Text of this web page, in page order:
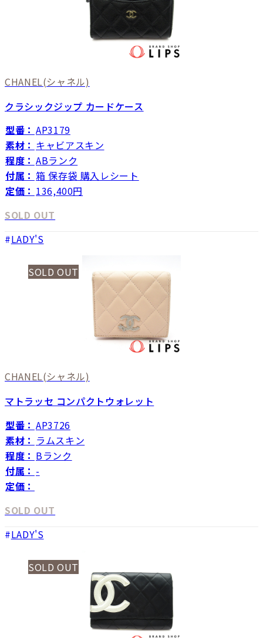
CHANEL(シャネル)
クラシックジップ カードケース
型番： AP3179
素材： キャビアスキン
程度： ABランク
付属： 箱 保存袋 購入レシート
定価： 136,400円
SOLD OUT
LADY'S
SOLD OUT
CHANEL(シャネル)
マトラッセ コンパクトウォレット
型番： AP3726
素材： ラムスキン
程度： Bランク
付属： -
定価：
SOLD OUT
LADY'S
SOLD OUT